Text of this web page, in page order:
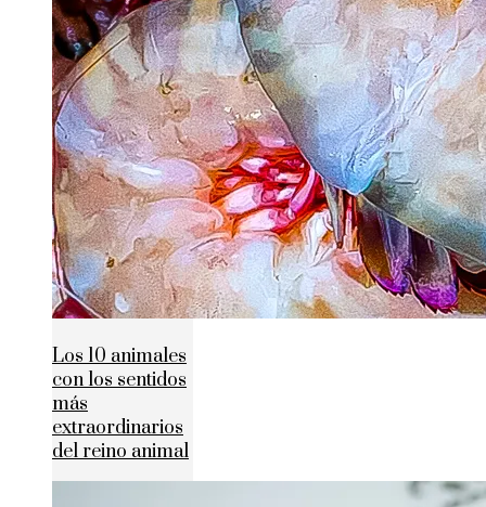
Los 10 animales
con los sentidos
más
extraordinarios
del reino animal